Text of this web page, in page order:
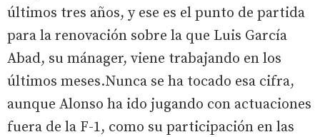
últimos tres años, y ese es el punto de partida
para la renovación sobre la que Luis García
Abad, su mánager, viene trabajando en los
últimos meses.Nunca se ha tocado esa cifra,
aunque Alonso ha ido jugando con actuaciones
fuera de la F-1, como su participación en las